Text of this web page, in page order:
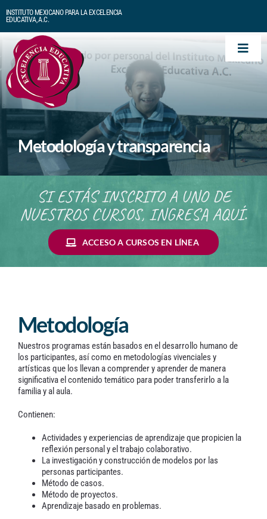
INSTITUTO MEXICANO PARA LA EXCELENCIA
EDUCATIVA, A.C.
Quiénes Somos
Cursos
Biblioteca
Para saber más
Metodología y transparencia
SI ESTÁS INSCRITO A UNO DE
NUESTROS CURSOS, INGRESA AQUÍ.
ACCESO A CURSOS EN LÍNEA
Metodología
Nuestros programas están basados en el desarrollo humano de
los participantes, así como en metodologías vivenciales y
artísticas que los llevan a comprender y aprender de manera
significativa el contenido temático para poder transferirlo a la
familia y al aula.
Contienen:
Actividades y experiencias de aprendizaje que propicien la
reflexión personal y el trabajo colaborativo.
La investigación y construcción de modelos por las
personas participantes.
Método de casos.
Método de proyectos.
Aprendizaje basado en problemas.